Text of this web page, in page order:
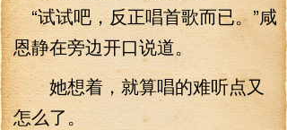
“试试吧，反正唱首歌而已。”咸
恩静在旁边开口说道。
她想着，就算唱的难听点又
怎么了。